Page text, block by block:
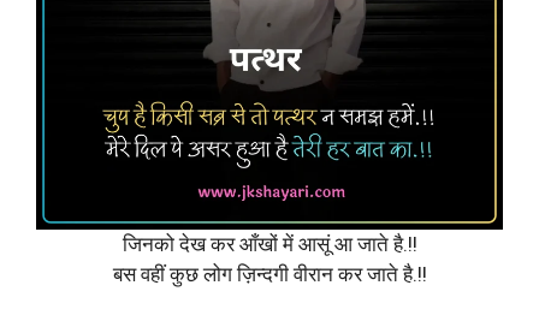
जिनको देख कर आँखों में आसूं आ जाते है.!!
बस वहीं कुछ लोग ज़िन्दगी वीरान कर जाते है.!!